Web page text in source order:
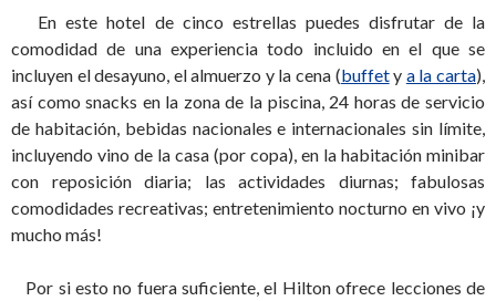
En este hotel de cinco estrellas puedes disfrutar de la
comodidad de una experiencia todo incluido en el que se
incluyen el desayuno, el almuerzo y la cena (buffety a la carta),
así como snacks en la zona de la piscina, 24 horas de servicio
de habitación, bebidas nacionales e internacionales sin límite,
incluyendo vino de la casa (por copa), en la habitación minibar
con reposición diaria; las actividades diurnas; fabulosas
comodidades recreativas; entretenimiento nocturno en vivo ¡y
mucho más!
Por si esto no fuera suficiente, el Hilton ofrece lecciones de